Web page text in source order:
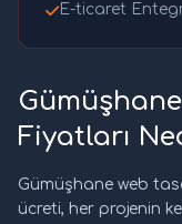
E-ticaret
Fiyatları
Gümüşhane web
ücreti, her projenin